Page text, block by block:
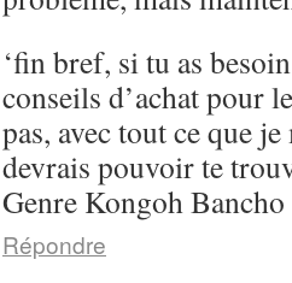
‘fin bref, si tu as
conseils d’achat pour
pas, avec tout ce que
devrais pouvoir te
Genre Kongoh Bancho
Répondre